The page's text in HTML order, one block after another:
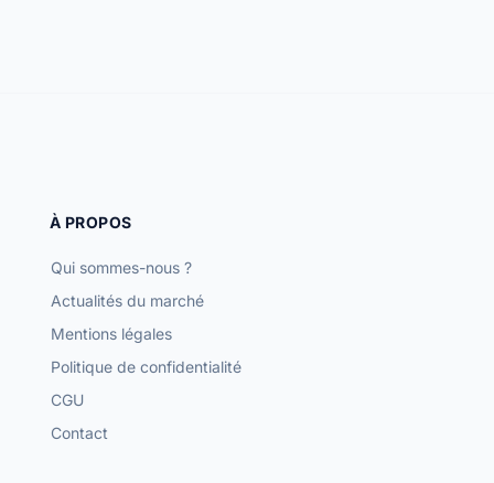
À PROPOS
Qui sommes-nous ?
Actualités du marché
Mentions légales
Politique de confidentialité
CGU
Contact